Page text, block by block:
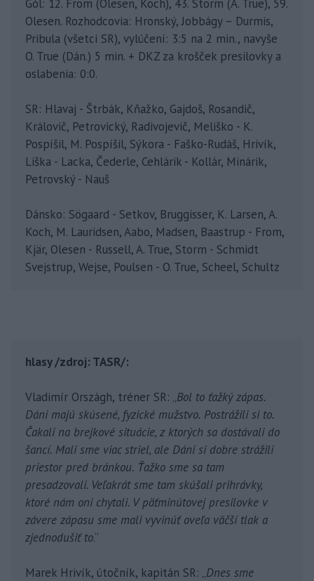
Gól: 12. From (Olesen, Koch), 43. Storm (A. True), 59.
Olesen. Rozhodcovia: Hronský, Jobbágy – Durmis,
Pribula (všetci SR), vylúčení: 3:5 na 2 min., navyše
O. True (Dán.) 5 min. + DKZ za krošček presilovky a
oslabenia: 0:0.
SR: Hlavaj - Štrbák, Kňažko, Gajdoš, Rosandič,
Královič, Petrovický, Radivojevič, Meliško - K.
Pospíšil, M. Pospíšil, Sýkora - Faško-Rudáš, Hrivík,
Liška - Lacka, Čederle, Cehlárik - Kollár, Minárik,
Petrovský - Nauš
Dánsko: Sögaard - Setkov, Bruggisser, K. Larsen, A.
Koch, M. Lauridsen, Aabo, Madsen, Baastrup - From,
Kjär, Olesen - Russell, A. True, Storm - Schmidt
Svejstrup, Wejse, Poulsen - O. True, Scheel, Schultz
hlasy /zdroj: TASR/:
Vladimír Országh, tréner SR: „Bol to ťažký zápas.
Dáni majú skúsené, fyzické mužstvo. Postrážili si to.
Čakali na brejkové situácie, z ktorých sa dostávali do
šancí. Mali sme viac striel, ale Dáni si dobre strážili
priestor pred bránkou. Ťažko sme sa tam
presadzovali. Veľakrát sme tam skúšali prihrávky,
ktoré nám oni chytali. V päťminútovej presilovke v
závere zápasu sme mali vyvinúť oveľa väčší tlak a
zjednodušiť to.“
Marek Hrivík, útočník, kapitán SR: „Dnes sme